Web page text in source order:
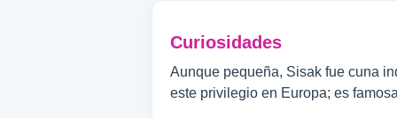
Curiosidades
Aunque pequeña, Sisak fue cuna
este privilegio en Europa; es